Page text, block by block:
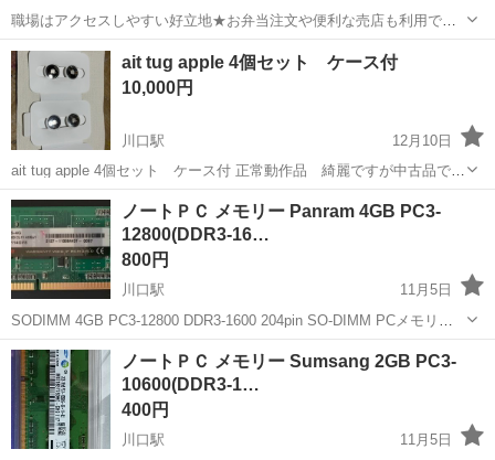
職場はアクセスしやすい好立地★お弁当注文や便利な売店も利用でき
ます！土日休みでオフも充実♪年間休日125日、各休暇アリ◎20～30代
男女が活躍中 人気の工場のお仕事/sai250924-T ★機械設備オペレータ
ー業務及び付...
埼玉 川口市 その他
ait tug apple 4個セット ケース付
10,000円
川口駅
12月10日
ait tug apple 4個セット ケース付 正常動作品 綺麗ですが中古品です
ので、細かく気になさる方はご遠慮下さい。電池は100均などで買って
ください。 2個はケースに入れて使っていたのでかなり綺麗です。2個
は裸で...
埼玉 川口市 川口駅 パソコン
ノートＰＣ メモリー Panram 4GB PC3-
12800(DDR3-16…
800円
川口駅
11月5日
SODIMM 4GB PC3-12800 DDR3-1600 204pin SO-DIMM PCメモリー
メモリ仕様： ●メモリ容量： 4GB ●メモリ規格： PC3-12800(DDR3-
1600) ●...
埼玉 川口市 川口駅 PCパーツ
ノートＰＣ メモリー Sumsang 2GB PC3-
10600(DDR3-1…
400円
川口駅
11月5日